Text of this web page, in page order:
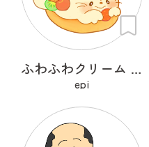
ふわふわクリーム あざらシュー
epi